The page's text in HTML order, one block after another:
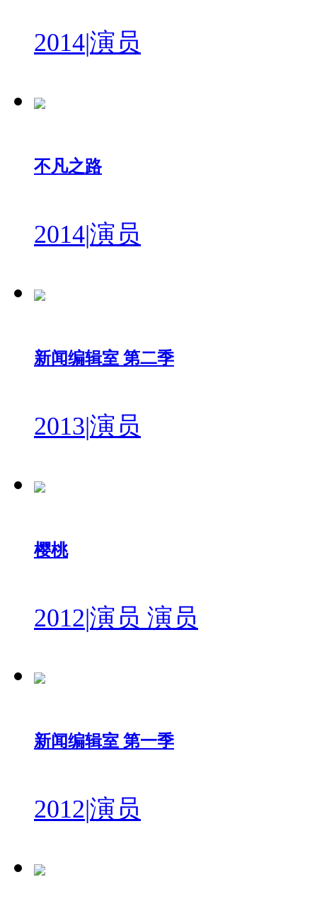
2014|演员
不凡之路
2014|演员
新闻编辑室 第二季
2013|演员
樱桃
2012|演员 演员
新闻编辑室 第一季
2012|演员